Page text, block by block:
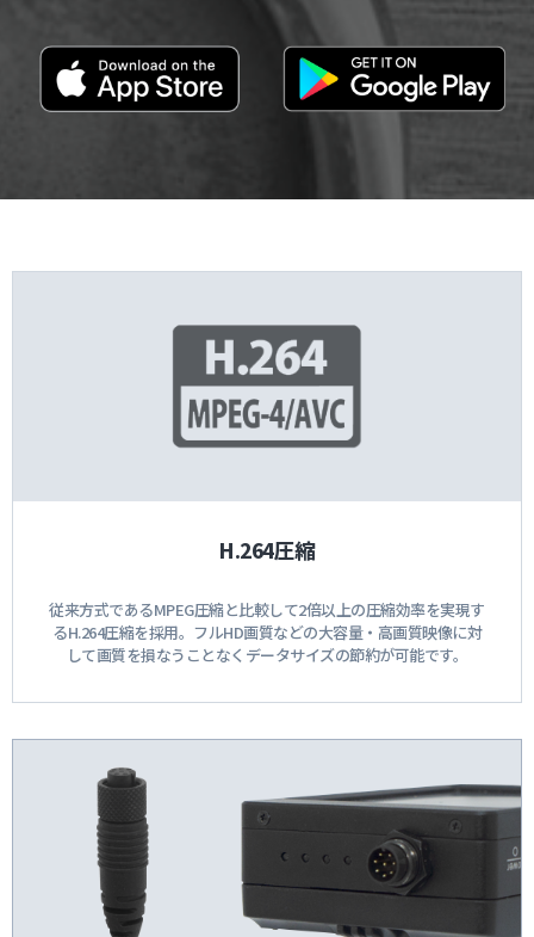
H.264圧縮
従来方式であるMPEG圧縮と比較して2倍以上の圧縮効率を実現す
るH.264圧縮を採用。フルHD画質などの大容量・高画質映像に対
して画質を損なうことなくデータサイズの節約が可能です。